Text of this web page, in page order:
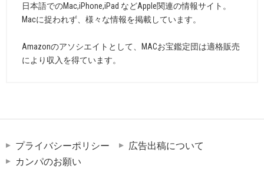
日本語でのMac,iPhone,iPad などApple関連の情報サイト。
Macに捉われず、様々な情報を掲載しています。
Amazonのアソシエイトとして、MACお宝鑑定団は適格販売
により収入を得ています。
プライバシーポリシー
広告出稿について
カンパのお願い